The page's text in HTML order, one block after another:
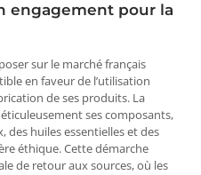
engagement pour la
sur le marché français
en faveur de l’utilisation
de ses produits. La
ses composants,
des huiles essentielles et des
éthique. Cette démarche
de retour aux sources, où les